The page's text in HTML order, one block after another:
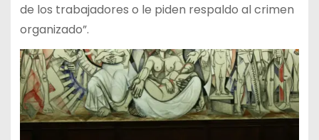
de los trabajadores o le piden respaldo al crimen
organizado”.